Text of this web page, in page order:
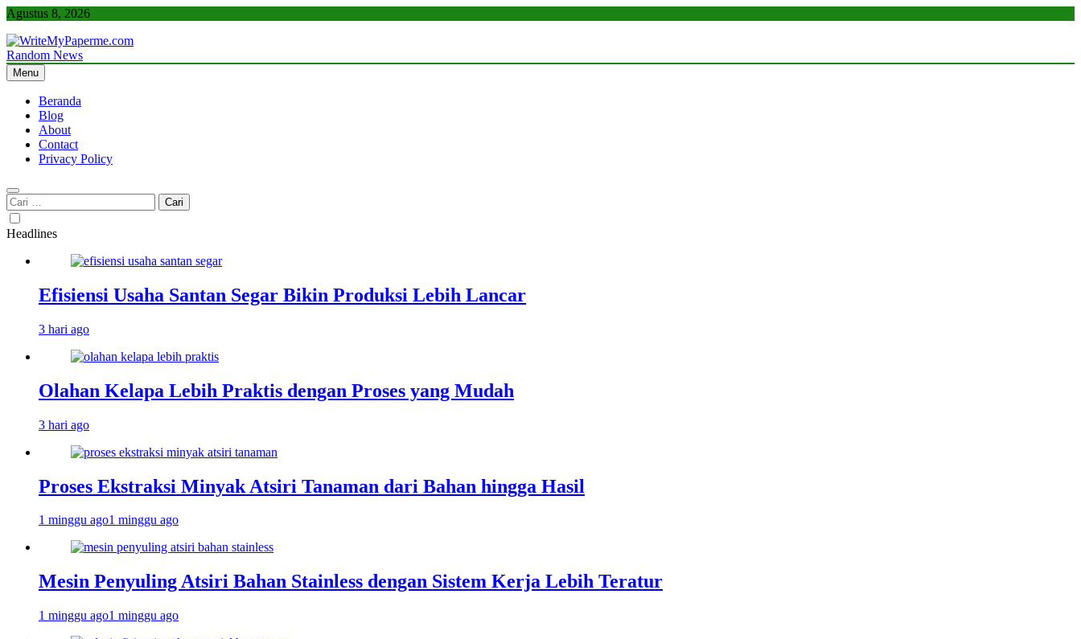
Skip
content
Agustus 8, 2026
WriteMyPaperme.com
Bisnis, Kuliner, Teknologi
Random News
Menu
Beranda
Blog
About
Contact
Privacy Policy
Cari
untuk:
Headlines
Efisiensi Usaha Santan Segar Bikin Produksi Lebih Lancar
3 hari ago
Olahan Kelapa Lebih Praktis dengan Proses yang Mudah
3 hari ago
Proses Ekstraksi Minyak Atsiri Tanaman dari Bahan hingga Hasil
1 minggu ago1 minggu ago
Mesin Penyuling Atsiri Bahan Stainless dengan Sistem Kerja Lebih Teratur
1 minggu ago1 minggu ago